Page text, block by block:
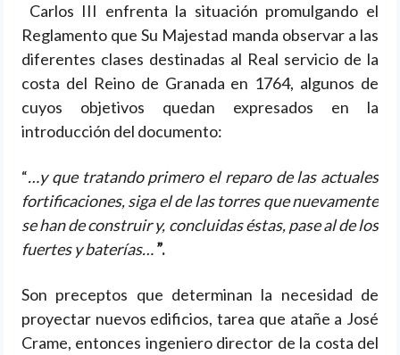
Carlos III enfrenta la situación promulgando el
Reglamento que Su Majestad manda observar a las
diferentes clases destinadas al Real servicio de la
costa del Reino de Granada en 1764, algunos de
cuyos objetivos quedan expresados en la
introducción del documento:
“…y que tratando primero el reparo de las actuales
fortificaciones, siga el de las torres que nuevamente
se han de construir y, concluidas éstas, pase al de los
fuertes y baterías…”.
Son preceptos que determinan la necesidad de
proyectar nuevos edificios, tarea que atañe a José
Crame, entonces ingeniero director de la costa del